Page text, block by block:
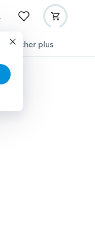
Afficher plus